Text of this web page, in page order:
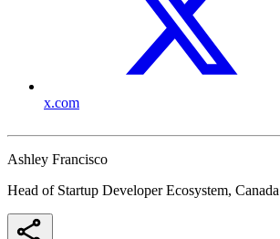
x.com
Ashley Francisco
Head of Startup Developer Ecosystem, Canada